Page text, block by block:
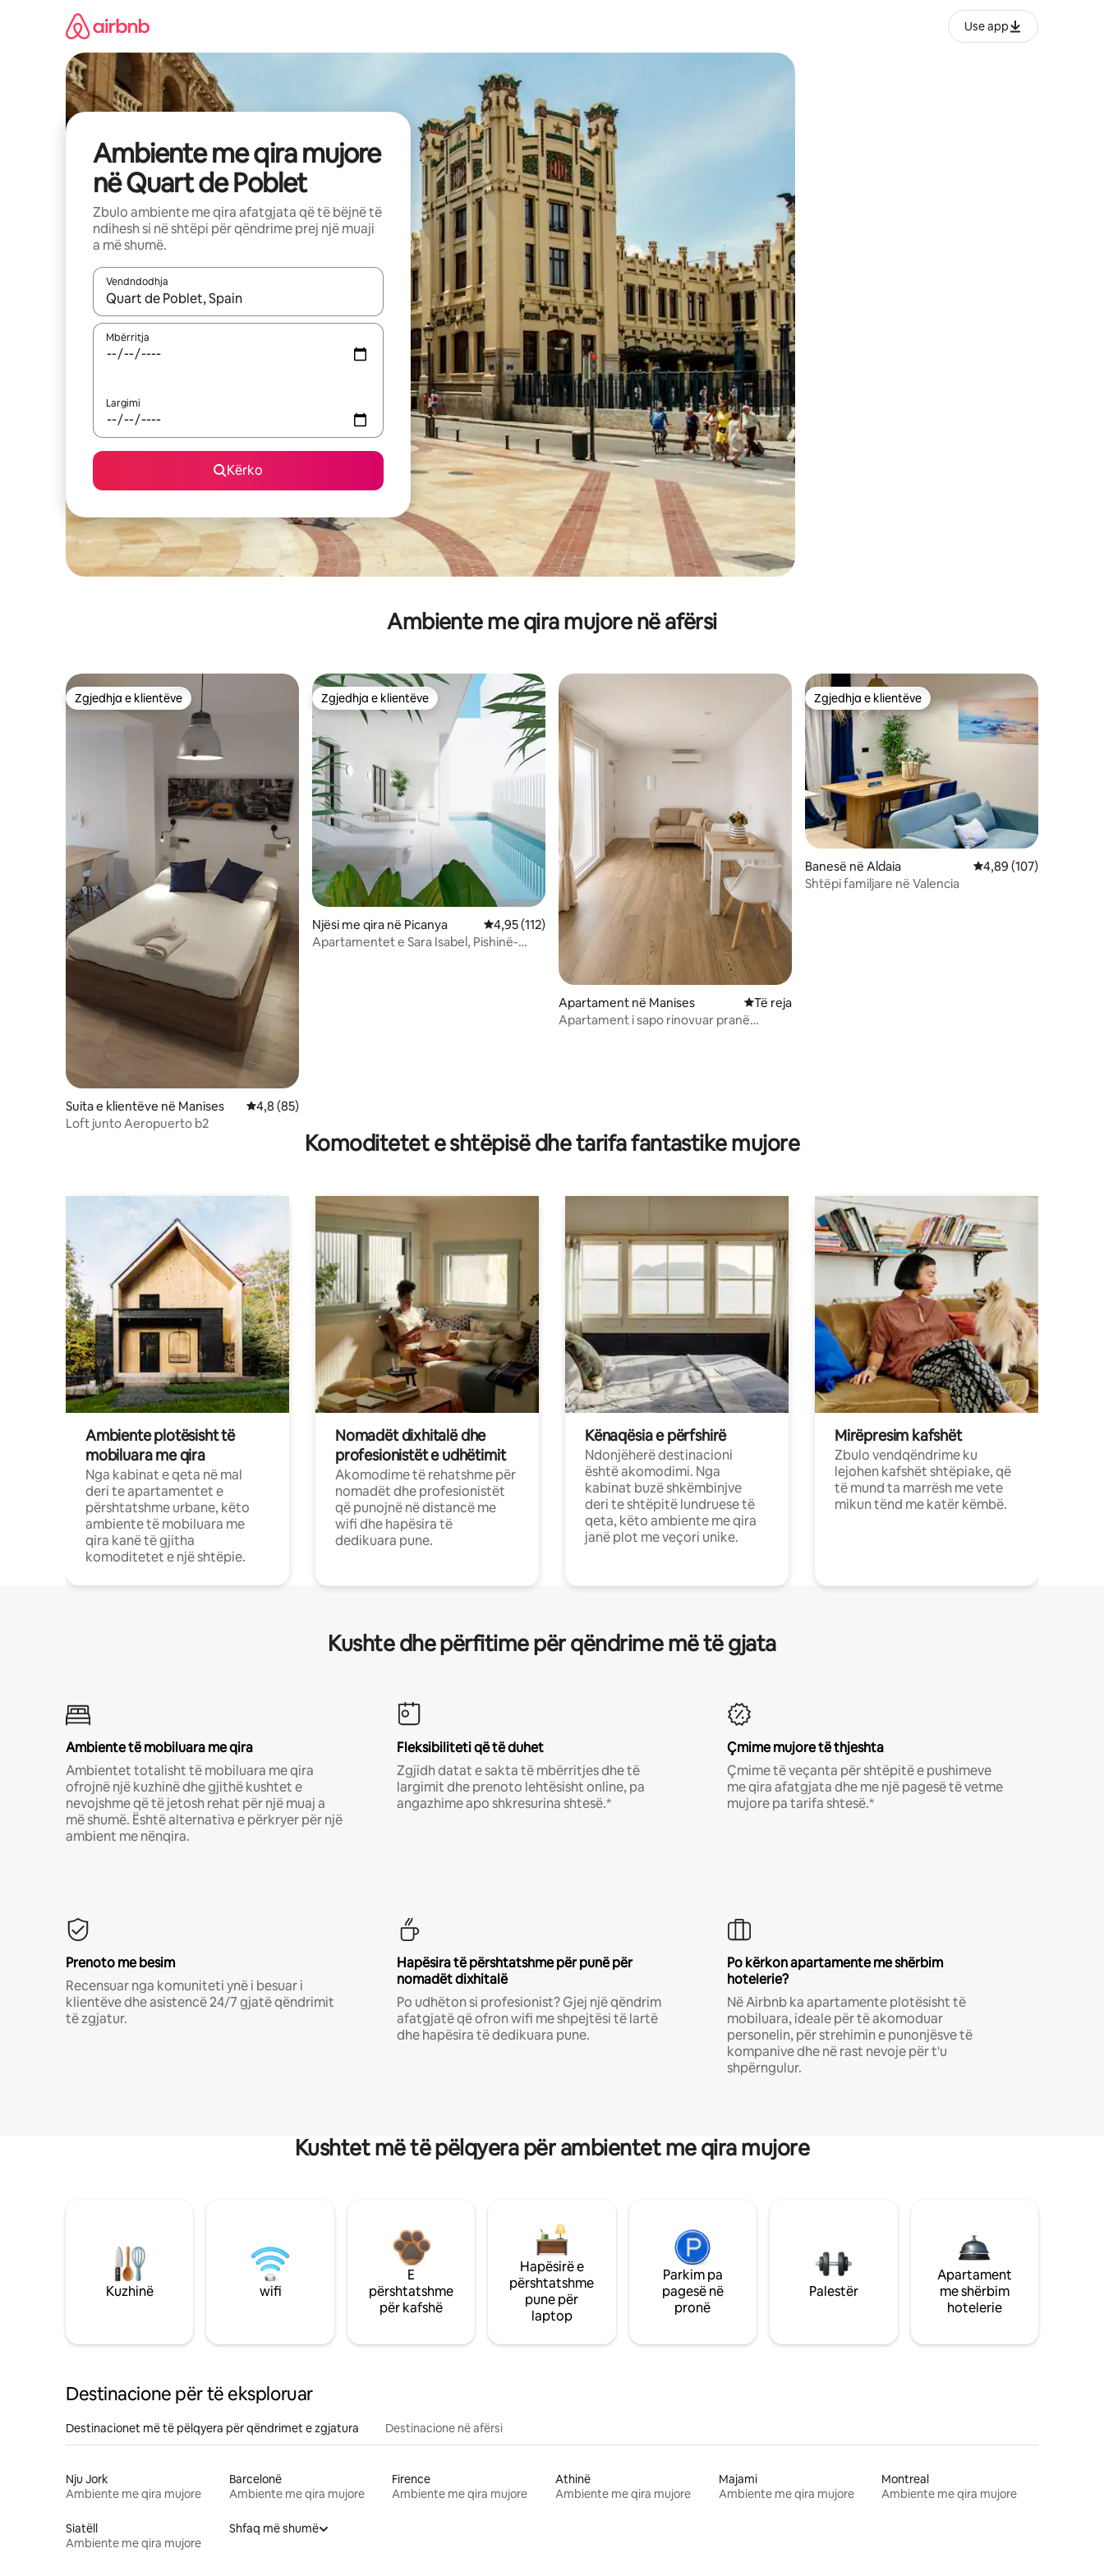
Use app
Ambiente me qira mujore
në Quart de Poblet
Zbulo ambiente me qira afatgjata që të bëjnë të
ndihesh si në shtëpi për qëndrime prej një muaji
a më shumë.
Vendndodhja
Kur rezultatet të jenë të disponueshme, lëviz me butonat e shigjetave lart e poshtë ose eksploro duke prekur ose duke lëvizur ekranin.
Mbërritja
Largimi
Kërko
Ambiente me qira mujore në afërsi
Zgjedhja e klientëve
Zgjedhja e klientëve
Suita e klientëve në Manises Vlerësimi mesatar 4,8 nga 5, 85 vlerësime
4,8 (85)
Loft junto Aeropuerto b2
Zgjedhja e klientëve
Zgjedhja e klientëve
Njësi me qira në Picanya Vlerësimi mesatar 4,95 nga 5, 112 vlerësime
4,95 (112)
Apartamentet e Sara Isabel, Pishinë-
Apartament në Manises Vendqëndrim i ri
Të reja
Apartament i sapo rinovuar pranë
Zgjedhja e klientëve
Zgjedhja e klientëve
Banesë në Aldaia Vlerësimi mesatar
4,89 (107)
Shtëpi familjare në Valencia
Komoditetet e shtëpisë dhe tarifa fantastike mujore
Ambiente plotësisht të
mobiluara me qira
Nga kabinat e qeta në mal
deri te apartamentet e
përshtatshme urbane, këto
ambiente të mobiluara me
qira kanë të gjitha
komoditetet e një shtëpie.
Nomadët dixhitalë dhe
profesionistët e udhëtimit
Akomodime të rehatshme për
nomadët dhe profesionistët
që punojnë në distancë me
wifi dhe hapësira të
dedikuara pune.
Kënaqësia e përfshirë
Ndonjëherë destinacioni
është akomodimi. Nga
kabinat buzë shkëmbinjve
deri te shtëpitë lundruese të
qeta, këto ambiente me qira
janë plot me veçori unike.
Mirëpresim kafshët
Zbulo vendqëndrime ku
lejohen kafshët shtëpiake, që
të mund ta marrësh me vete
mikun tënd me katër këmbë.
Kushte dhe përfitime për qëndrime më të gjata
Ambiente të mobiluara me qira
Ambientet totalisht të mobiluara me qira
ofrojnë një kuzhinë dhe gjithë kushtet e
nevojshme që të jetosh rehat për një muaj a
më shumë. Është alternativa e përkryer për një
ambient me nënqira.
Fleksibiliteti që të duhet
Zgjidh datat e sakta të mbërritjes dhe të
largimit dhe prenoto lehtësisht online, pa
angazhime apo shkresurina shtesë.*
Çmime mujore të thjeshta
Çmime të veçanta për shtëpitë e pushimeve
me qira afatgjata dhe me një pagesë të vetme
mujore pa tarifa shtesë.*
Prenoto me besim
Recensuar nga komuniteti ynë i besuar i
klientëve dhe asistencë 24/7 gjatë qëndrimit
të zgjatur.
Hapësira të përshtatshme për punë për
nomadët dixhitalë
Po udhëton si profesionist? Gjej një qëndrim
afatgjatë që ofron wifi me shpejtësi të lartë
dhe hapësira të dedikuara pune.
Po kërkon apartamente me shërbim
hotelerie?
Në Airbnb ka apartamente plotësisht të
mobiluara, ideale për të akomoduar
personelin, për strehimin e punonjësve të
kompanive dhe në rast nevoje për t'u
shpërngulur.
Kushtet më të pëlqyera për ambientet me qira mujore
Kuzhinë wifi
E
përshtatshme
për kafshë
Hapësirë e
përshtatshme
pune për
laptop
Parkim pa
pagesë në
pronë
Palestër
Apartament
me shërbim
hotelerie
Destinacione për të eksploruar
Destinacionet më të pëlqyera për qëndrimet e zgjatura Destinacione në afërsi
Nju Jork
Ambiente me qira mujore
Barcelonë
Ambiente me qira mujore
Firence
Ambiente me qira mujore
Athinë
Ambiente me qira mujore
Majami
Ambiente me qira mujore
Montreal
Ambiente me qira mujore
Siatëll
Ambiente me qira mujore
Shfaq më shumë